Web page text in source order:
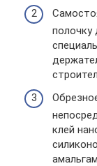
полочку
клей